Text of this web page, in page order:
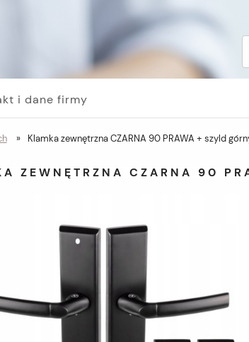
i dane firmy
» Klamka zewnętrzna CZARNA 90 PRAWA + szyld
ZEWNĘTRZNA CZARNA 90